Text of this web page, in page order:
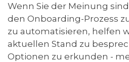
Wenn Sie der Meinung
den Onboarding-Prozess
zu automatisieren, helfen
aktuellen Stand zu
Optionen zu erkunden -